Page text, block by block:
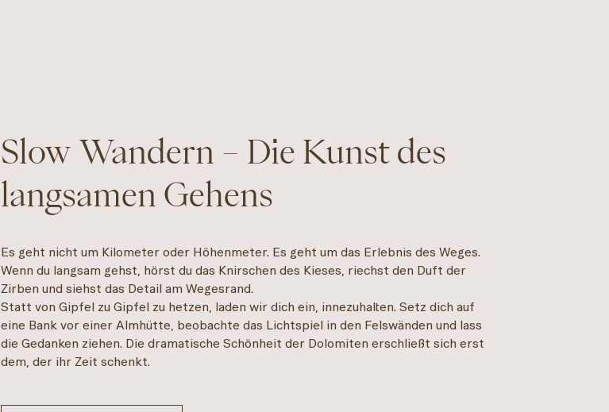
Slow Wandern – Die Kunst des
langsamen Gehens
Es geht nicht um Kilometer oder Höhenmeter. Es geht um das Erlebnis des Weges.
Wenn du langsam gehst, hörst du das Knirschen des Kieses, riechst den Duft der
Zirben und siehst das Detail am Wegesrand.
Statt von Gipfel zu Gipfel zu hetzen, laden wir dich ein, innezuhalten. Setz dich auf
eine Bank vor einer Almhütte, beobachte das Lichtspiel in den Felswänden und lass
die Gedanken ziehen. Die dramatische Schönheit der Dolomiten erschließt sich erst
dem, der ihr Zeit schenkt.